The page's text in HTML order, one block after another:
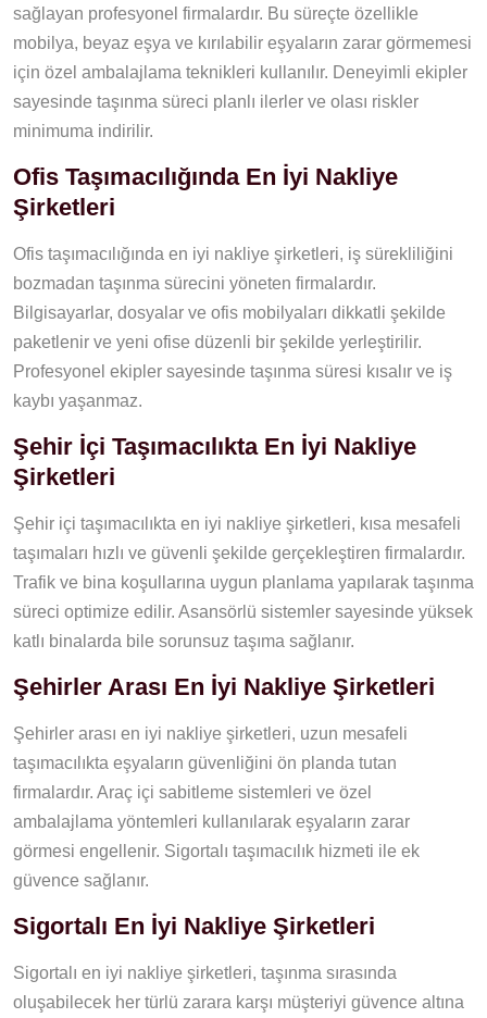
sağlayan profesyonel firmalardır. Bu süreçte özellikle
mobilya, beyaz eşya ve kırılabilir eşyaların zarar görmemesi
için özel ambalajlama teknikleri kullanılır. Deneyimli ekipler
sayesinde taşınma süreci planlı ilerler ve olası riskler
minimuma indirilir.
Ofis Taşımacılığında En İyi Nakliye
Şirketleri
Ofis taşımacılığında en iyi nakliye şirketleri, iş sürekliliğini
bozmadan taşınma sürecini yöneten firmalardır.
Bilgisayarlar, dosyalar ve ofis mobilyaları dikkatli şekilde
paketlenir ve yeni ofise düzenli bir şekilde yerleştirilir.
Profesyonel ekipler sayesinde taşınma süresi kısalır ve iş
kaybı yaşanmaz.
Şehir İçi Taşımacılıkta En İyi Nakliye
Şirketleri
Şehir içi taşımacılıkta en iyi nakliye şirketleri, kısa mesafeli
taşımaları hızlı ve güvenli şekilde gerçekleştiren firmalardır.
Trafik ve bina koşullarına uygun planlama yapılarak taşınma
süreci optimize edilir. Asansörlü sistemler sayesinde yüksek
katlı binalarda bile sorunsuz taşıma sağlanır.
Şehirler Arası En İyi Nakliye Şirketleri
Şehirler arası en iyi nakliye şirketleri, uzun mesafeli
taşımacılıkta eşyaların güvenliğini ön planda tutan
firmalardır. Araç içi sabitleme sistemleri ve özel
ambalajlama yöntemleri kullanılarak eşyaların zarar
görmesi engellenir. Sigortalı taşımacılık hizmeti ile ek
güvence sağlanır.
Sigortalı En İyi Nakliye Şirketleri
Sigortalı en iyi nakliye şirketleri, taşınma sırasında
oluşabilecek her türlü zarara karşı müşteriyi güvence altına